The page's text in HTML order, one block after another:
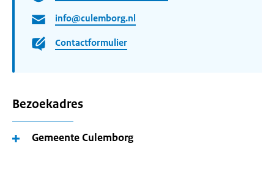
info@culemborg.nl
Contactformulier
Bezoekadres
Gemeente Culemborg